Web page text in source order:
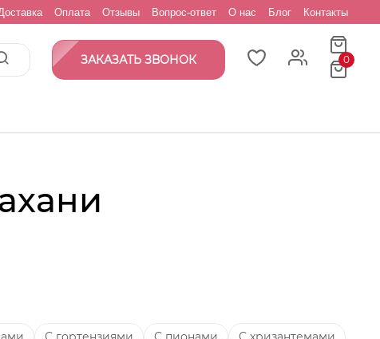
Оплата Отзывы Вопрос-ответ О нас Блог Контакты
ЗАКАЗАТЬ ЗВОНОК 0